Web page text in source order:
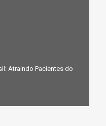
Atraindo Pacientes do